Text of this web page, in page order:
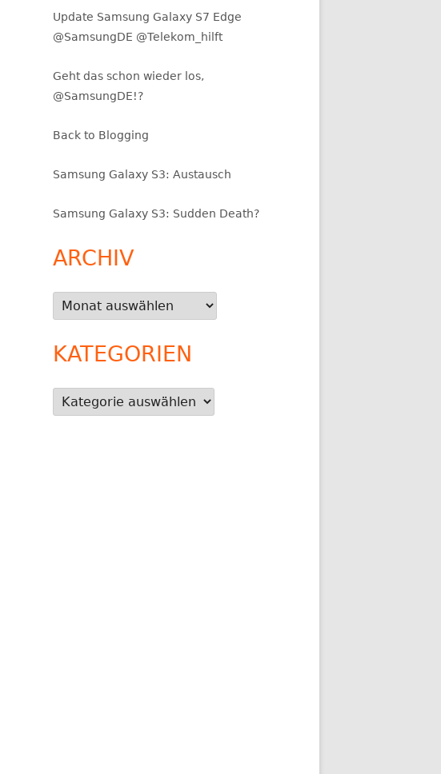
Update Samsung Galaxy S7 Edge
@SamsungDE @Telekom_hilft
Geht das schon wieder los,
@SamsungDE!?
Back to Blogging
Samsung Galaxy S3: Austausch
Samsung Galaxy S3: Sudden Death?
ARCHIV
Archiv
KATEGORIEN
Kategorien